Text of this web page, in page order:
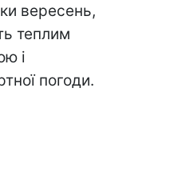
вересень,
теплим
і
погоди.